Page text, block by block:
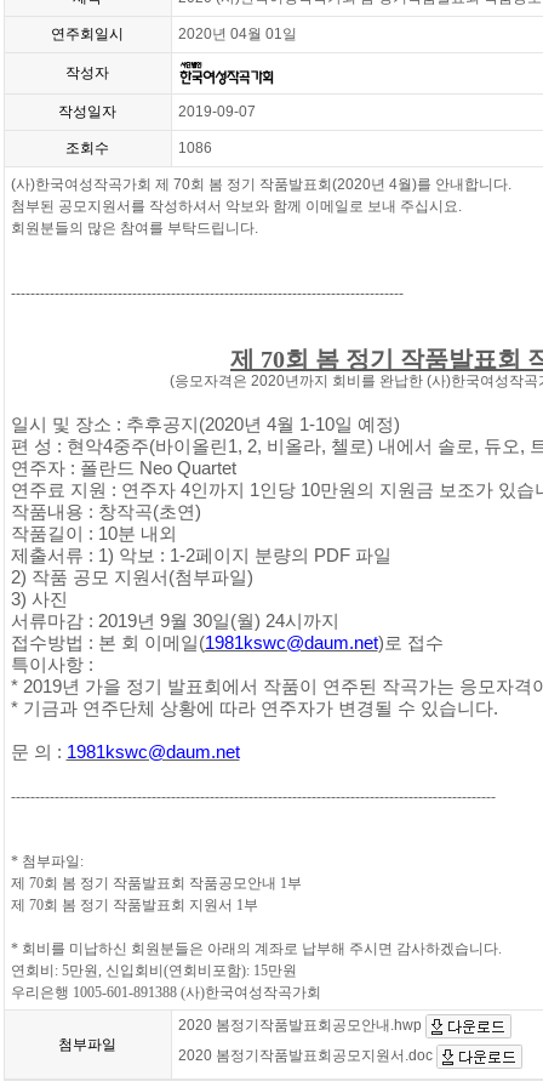
연주회일시 2020년 04월 01일
작성자
작성일자 2019-09-07
조회수 1086
(사)한국여성작곡가회 제 70회 봄 정기 작품발표회 (2020년 4월)를 안내합니다.
첨부된 공모지원서를 작성하셔서 악보와 함께 이메일로 보내 주십시요.
회원분들의 많은 참여를 부탁드립니다.
---------------------------------------------------------------------------------
제 70회 봄 정기 작품발표회
(응모자격은 2020년까지 회비를 완납한 (사)한국여성작곡
일시 및 장소 : 추후공지 (2020년 4월 1-10일 예정)
편 성 : 현악4중주(바이올린 1, 2, 비올라, 첼로) 내에서 솔로, 듀오,
연주자 : 폴란드 Neo Quartet
연주료 지원 : 연주자 4인까지 1 인당 10만원의 지원금 보조가 있습
작품내용 : 창작곡(초연)
작품길이 : 10분 내외
제출서류 : 1) 악보 : 1-2페이지 분량의 PDF 파일
2) 작품 공모 지원서 (첨부파일)
3) 사진
서류마감 : 2019년 9월 30일(월) 24시까지
접수방법 : 본 회 이메일(1981kswc@daum.net)로 접수
특이사항 :
* 2019년 가을 정기 발표회에서 작품이 연주된 작곡가는 응모자격
* 기금과 연주단체 상황에 따라 연주자가 변경될 수 있습니다.
문 의 : 1981kswc@daum.net
----------------------------------------------------------------------------------------------------
* 첨부파일 :
제 70회 봄 정기 작품발표회 작품공모안내 1부
제 70회 봄 정기 작품발표회 지원서 1부
* 회비를 미납하신 회원분들은 아래의 계좌로 납부해 주시면 감사하겠습니다.
연회비 : 5만원, 신입회비 (연회비포함): 15만원
우리은행 1005-601-891388 (사)한국여성작곡가회
첨부파일
2020 봄정기작품발표회공모안내.hwp
2020 봄정기작품발표회공모지원서.doc